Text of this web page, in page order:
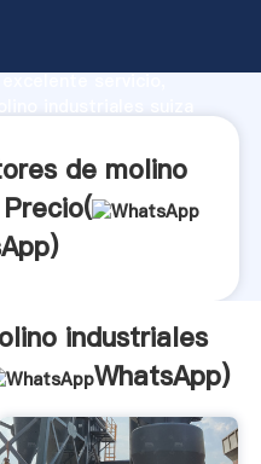
servicio,
de molino
)
industriales
WhatsApp)